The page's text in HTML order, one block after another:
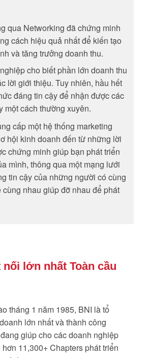
qua Networking đã chứng minh
cách hiệu quả nhất để kiến tạo
và tăng trưởng doanh thu.
cho biết phần lớn doanh thu
lời giới thiệu. Tuy nhiên, hầu hết
đáng tin cậy để nhận được các
một cách thường xuyên.
cấp một hệ thống marketing
hội kinh doanh đến từ những lời
chứng minh giúp bạn phát triển
mình, thông qua một mạng lưới
tin cậy của những người có cùng
nhau giúp đỡ nhau để phát
lớn nhất Toàn cầu
tháng 1 năm 1985, BNI là tổ
lớn nhất và thành công
giúp cho các doanh nghiệp
11,300+ Chapters phát triển